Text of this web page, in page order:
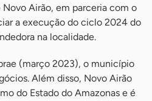
Airão, em parceria com o
a execução do ciclo 2024 do
na localidade.
(março 2023), o município
Além disso, Novo Airão
do Estado do Amazonas e é